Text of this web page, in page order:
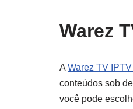
Warez
A Warez TV
conteúdos sob
você pode